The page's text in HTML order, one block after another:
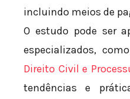
incluindo meios de
O estudo pode ser
especializados,
Direito Civil e
tendências e